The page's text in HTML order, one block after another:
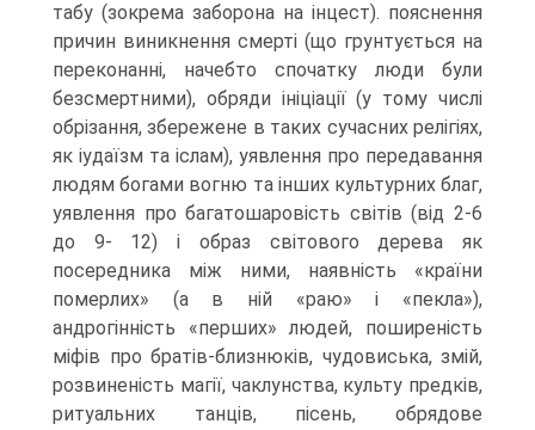
табу (зокрема заборона на інцест). пояснення
причин виникнення смерті (що грун­тується на
переконанні, начебто спочатку люди були
безсмертними), обряди ініціації (у тому числі
обрізання, збережене в таких сучасних релігіях,
як іудаїзм та іслам), уявлення про передавання
людям богами вогню та інших культурних благ,
уявлення про багатошаровість світів (від 2-6
до 9- 12) і об­раз світового дерева як
посередника між ними, наявність «країни
померлих» (а в ній «раю» і «пекла»),
андрогінність «перших» людей, поширеність
міфів про братів-близнюків, чудовиська, змій,
розвиненість магії, чаклунства, куль­ту предків,
ритуальних танців, пісень, обрядове